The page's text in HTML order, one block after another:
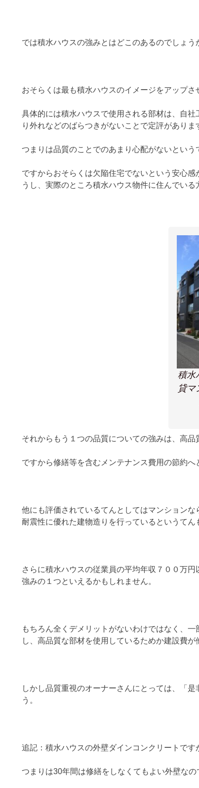
では積水ハウスの強みとはどこのあるのでしょう
おそらくは最も積水ハウスのイメージをアップ
具体的には積水ハウスで使用される部材は、自
り外れなどのばらつきがないことで定評がありま
つまりは品質のことでのあまり心配がないという
ですからおそらくは欠陥住宅でないという安心
うし、実際のところ積水ハウス物件に住んでい
積水
貸マ
それからもう１つの品質についての強みは、高
ですから修繕等を含むメンテナンス費用の節約へ
他にも評価されているてんとしてはマンション
耐震性に優れた建物造りを行っているというてん
さらに積水ハウスの従業員の平均年収７００万
強みの１つといえるかもしれません。
もちろん全くデメリットがないわけではなく、
し、高品質な部材を使用しているためか建設費
しかし品質重視のオーナーさんにとっては、「
う。
追記：積水ハウスの外壁ダインコンクリートです
つまりは30年間は修繕をしなくてもよい外壁なの